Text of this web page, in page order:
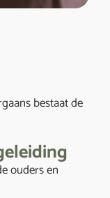
bestaat de
ouders en